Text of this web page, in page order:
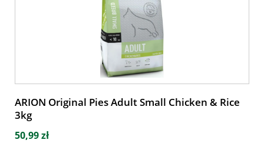
ARION Original Pies Adult Small Chicken & Rice
3kg
50,99 zł